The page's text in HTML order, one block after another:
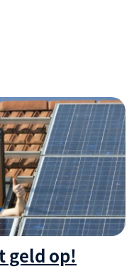
geld op!